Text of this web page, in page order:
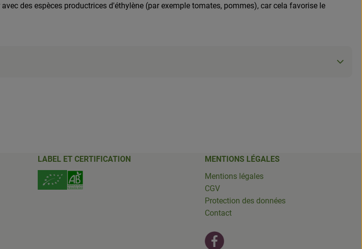
des espèces productrices d'éthylène (par exemple tomates, pommes), car cela favorise le
LABEL ET CERTIFICATION
MENTIONS LÉGALES
Mentions légales
CGV
Protection des données
Contact